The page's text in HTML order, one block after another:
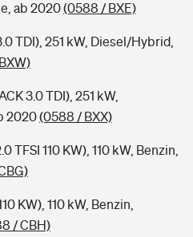
ab 2020(0588 / BXE)
TDI), 251 kW, Diesel/Hybrid,
3.0 TDI), 251 kW,
2020(0588 / BXX)
TFSI 110 KW), 110 kW, Benzin,
KW), 110 kW, Benzin,
/ CBH)